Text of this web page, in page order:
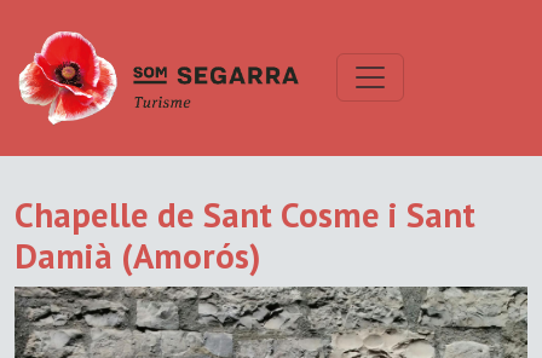
Chapelle de Sant Cosme i Sant
Damià (Amorós)